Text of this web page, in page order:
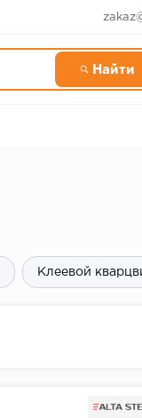
Клеевой